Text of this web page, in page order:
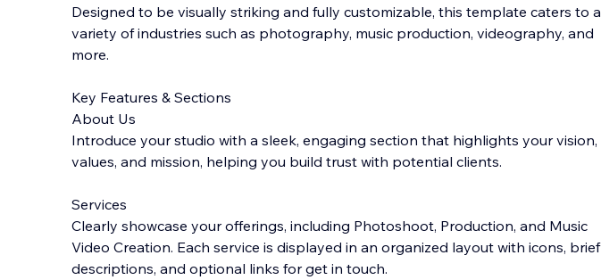
Designed to be visually striking and fully customizable, this template caters to a
variety of industries such as photography, music production, videography, and
more.
Key Features & Sections
About Us
Introduce your studio with a sleek, engaging section that highlights your vision,
values, and mission, helping you build trust with potential clients.
Services
Clearly showcase your offerings, including Photoshoot, Production, and Music
Video Creation. Each service is displayed in an organized layout with icons, brief
descriptions, and optional links for get in touch.